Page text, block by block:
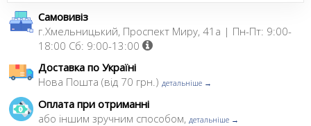
Самовивіз
г.Хмельницький, Проспект Миру, 41а | Пн-Пт: 9:00-
18:00 Сб: 9:00-13:00
Доставка по Україні
Нова Пошта (від 70 грн.) детальніше →
Оплата при отриманні
або іншим зручним способом, детальніше →